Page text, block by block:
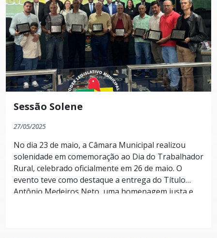
Sessão Solene
27/05/2025
No dia 23 de maio, a Câmara Municipal realizou
solenidade em comemoração ao Dia do Trabalhador
Rural, celebrado oficialmente em 26 de maio. O
evento teve como destaque a entrega do Título
Antônio Medeiros Neto, uma homenagem justa e